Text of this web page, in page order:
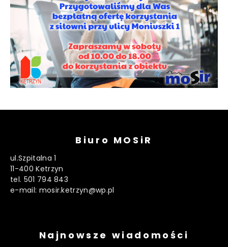
Biuro MOSiR
ul.Szpitalna 1
11-400 Ketrzyn
tel. 501 794 843
e-mail: mosir.ketrzyn@wp.pl
Najnowsze wiadomości